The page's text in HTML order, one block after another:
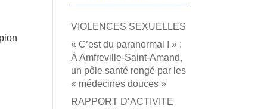
VIOLENCES SEXUELLES
« C’est du paranormal ! » :
À Amfreville-Saint-Amand,
un pôle santé rongé par les
« médecines douces »
RAPPORT D’ACTIVITE